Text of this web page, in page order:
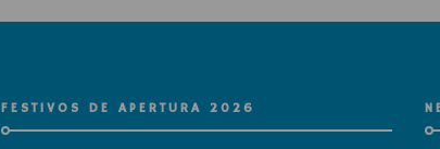
FESTIVOS DE APERTURA 2026